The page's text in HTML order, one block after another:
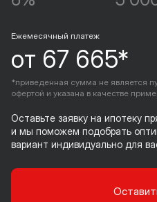
Ежемесячный платеж
от 67 665*
*приведенная сумма не является
офертой и указана в качестве
Оставьте заявку на ипотеку
и мы поможем подобрать
вариант индивидуально для